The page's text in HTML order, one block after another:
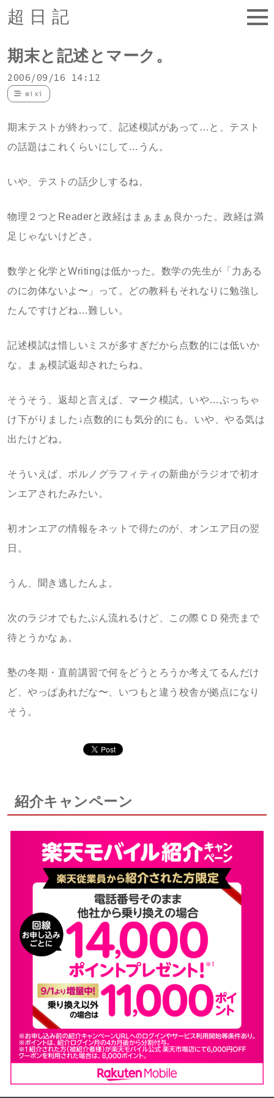
超日記
期末と記述とマーク。
2006/09/16 14:12
mixi
期末テストが終わって、記述模試があって…と、テスト
の話題はこれくらいにして…うん。
いや、テストの話少しするね。
物理２つとReaderと政経はまぁまぁ良かった。政経は満
足じゃないけどさ。
数学と化学とWritingは低かった。数学の先生が「力ある
のに勿体ないよ〜」って。どの教科もそれなりに勉強し
たんですけどね…難しい。
記述模試は惜しいミスが多すぎだから点数的には低いか
な。まぁ模試返却されたらね。
そうそう、返却と言えば、マーク模試。いや…ぶっちゃ
け下がりました↓点数的にも気分的にも。いや、やる気は
出たけどね。
そういえば、ポルノグラフィティの新曲がラジオで初オ
ンエアされたみたい。
初オンエアの情報をネットで得たのが、オンエア日の翌
日。
うん、聞き逃したんよ。
次のラジオでもたぶん流れるけど、この際ＣＤ発売まで
待とうかなぁ。
塾の冬期・直前講習で何をどうとろうか考えてるんだけ
ど、やっぱあれだな〜、いつもと違う校舎が拠点になり
そう。
紹介キャンペーン